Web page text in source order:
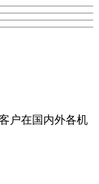
户在国内外各机